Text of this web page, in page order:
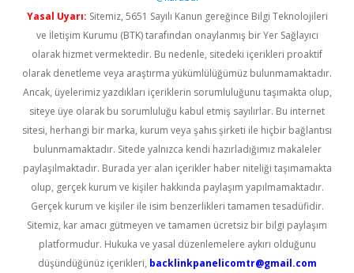
Yasal Uyarı: Sitemiz, 5651 Sayılı Kanun gereğince Bilgi Teknolojileri
ve İletişim Kurumu (BTK) tarafından onaylanmış bir Yer Sağlayıcı
olarak hizmet vermektedir. Bu nedenle, sitedeki içerikleri proaktif
olarak denetleme veya araştırma yükümlülüğümüz bulunmamaktadır.
Ancak, üyelerimiz yazdıkları içeriklerin sorumluluğunu taşımakta olup,
siteye üye olarak bu sorumluluğu kabul etmiş sayılırlar. Bu internet
sitesi, herhangi bir marka, kurum veya şahıs şirketi ile hiçbir bağlantısı
bulunmamaktadır. Sitede yalnızca kendi hazırladığımız makaleler
paylaşılmaktadır. Burada yer alan içerikler haber niteliği taşımamakta
olup, gerçek kurum ve kişiler hakkında paylaşım yapılmamaktadır.
Gerçek kurum ve kişiler ile isim benzerlikleri tamamen tesadüfidir.
Sitemiz, kar amacı gütmeyen ve tamamen ücretsiz bir bilgi paylaşım
platformudur. Hukuka ve yasal düzenlemelere aykırı olduğunu
düşündüğünüz içerikleri, backlinkpanelicomtr@gmail.com